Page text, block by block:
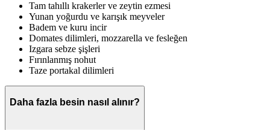
Tam tahıllı krakerler ve zeytin ezmesi
Yunan yoğurdu ve karışık meyveler
Badem ve kuru incir
Domates dilimleri, mozzarella ve fesleğen
Izgara sebze şişleri
Fırınlanmış nohut
Taze portakal dilimleri
Daha fazla besin nasıl alınır?